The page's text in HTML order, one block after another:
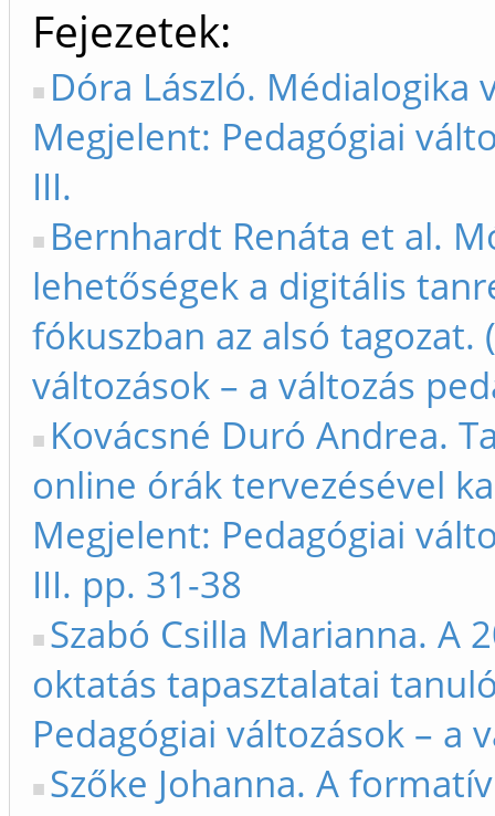
Fejezetek
Dóra László. Médialogika
Megjelent: Pedagógiai
III.
Bernhardt Renáta et al.
lehetőségek a digitális
fókuszban az alsó
változások – a változás
Kovácsné Duró Andrea.
online órák tervezésével
Megjelent: Pedagógiai
III. pp. 31-38
Szabó Csilla Marianna. A
oktatás tapasztalatai
Pedagógiai változások – a
Szőke Johanna. A